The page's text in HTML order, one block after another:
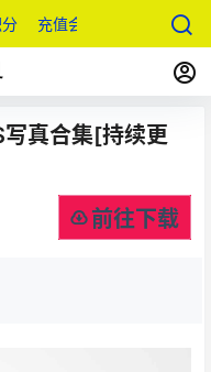
充值会员
真合集[持续更
前往下载